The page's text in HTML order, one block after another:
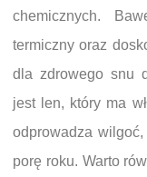
chemicznych.
termiczny oraz
dla zdrowego snu
jest len, który ma
odprowadza
porę roku. Warto